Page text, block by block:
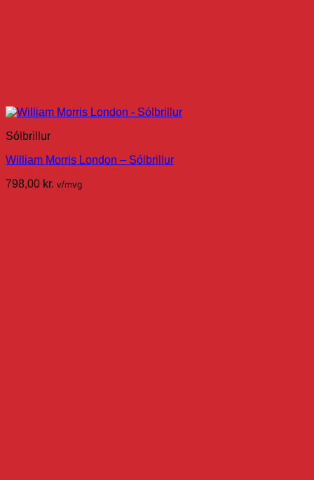
Sólbrillur
William Morris London – Sólbrillur
798,00 kr. v/mvg